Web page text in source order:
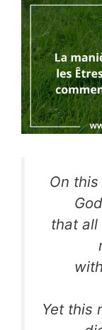
On
that all
Yet this